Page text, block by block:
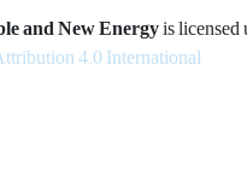
and New Energyis
4.0 International